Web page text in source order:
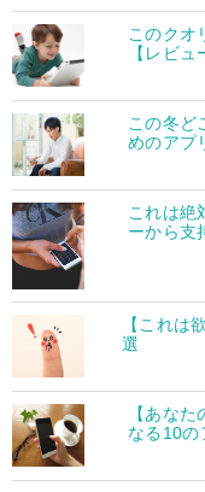
このクオ
【レビュ
この冬ど
めのアプ
これは絶
ーから支
【これは
選
【あな
なる10の